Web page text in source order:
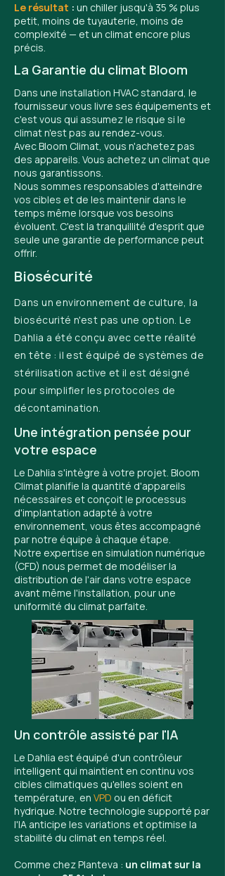
Le résultat : un chiller jusqu'à 35 % plus
petit, moins de tuyauterie, moins de
complexité — et un climat encore plus
précis.
La Garantie du climat Bloom
Dans une installation HVAC standard, le
fournisseur vous livre ses équipements et
c'est vous qui assumez le risque si le
climat n'est pas au rendez-vous.
Avec Bloom Climat, vous n'achetez pas
des appareils. Vous achetez un climat que
nous garantissons.
Nous sommes responsables d'atteindre
vos cibles et de les maintenir dans le
temps même lorsque vos besoins
évoluent. C'est la tranquillité d'esprit que
seule une garantie de performance peut
offrir.
Biosécurité
Dans un environnement de culture, la
biosécurité n'est pas une option. Le
Dahlia a été conçu avec cette réalité
en tête : il est équipé de systèmes de
stérilisation active et il est désigné
pour simplifier les protocoles de
décontamination.
Une intégration pensée pour
votre espace
Le Dahlia s'intègre à votre projet. Bloom
Climat planifie la quantité d'appareils
nécessaires et conçoit le processus
d'implantation adapté à votre
environnement, vous êtes accompagné
par notre équipe à chaque étape.
Notre expertise en simulation numérique
(CFD) nous permet de modéliser la
distribution de l'air dans votre espace
avant même l'installation, pour une
uniformité du climat parfaite.
Un contrôle assisté par l'IA
Le Dahlia est équipé d'un contrôleur
intelligent qui maintient en continu vos
cibles climatiques qu'elles soient en
température, en VPD ou en déficit
hydrique. Notre technologie supporté par
l'IA anticipe les variations et optimise la
stabilité du climat en temps réel.
Comme chez Planteva : un climat sur la